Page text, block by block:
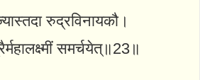
रुद्रविनायकौ।
समर्चयेत्॥23॥